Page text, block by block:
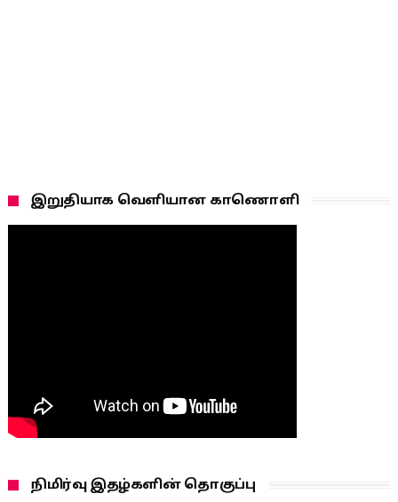
இறுதியாக வெளியான காணொளி
நிமிர்வு இதழ்களின் தொகுப்பு